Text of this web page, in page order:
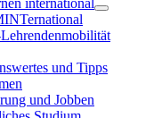
und Tipps
und Jobben